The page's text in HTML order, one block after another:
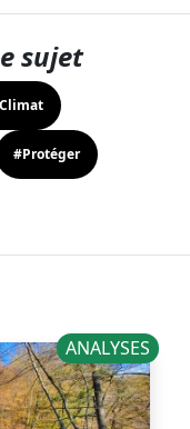
sujet
#Protéger
ANALYSES